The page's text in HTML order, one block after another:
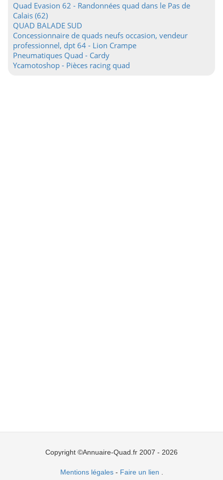
Quad Evasion 62 - Randonnées quad dans le Pas de
Calais (62)
QUAD BALADE SUD
Concessionnaire de quads neufs occasion, vendeur
professionnel, dpt 64 - Lion Crampe
Pneumatiques Quad - Cardy
Ycamotoshop - Pièces racing quad
Copyright ©Annuaire-Quad.fr 2007 - 2026
Mentions légales- Faire un lien